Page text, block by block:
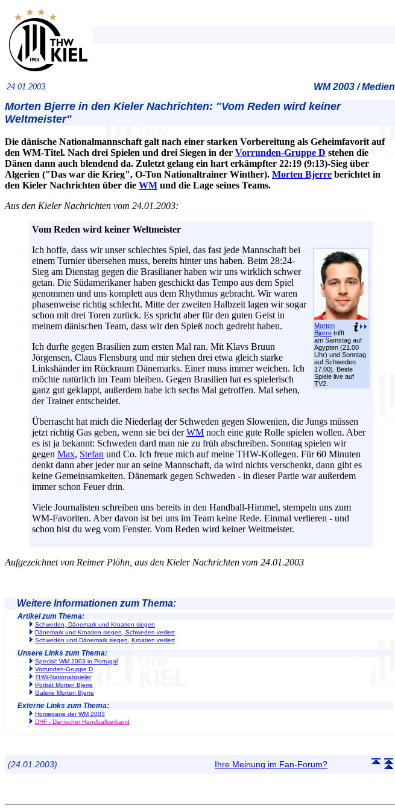
24.01.2003 WM 2003 / Medien
Morten Bjerre in den Kieler Nachrichten: "Vom Reden wird keiner
Weltmeister"
Die dänische Nationalmannschaft galt nach einer starken Vorbereitung als Geheimfavorit auf
den WM-Titel. Nach drei Spielen und drei Siegen in der Vorrunden-Gruppe D stehen die
Dänen dann auch blendend da. Zuletzt gelang ein hart erkämpfter 22:19 (9:13)-Sieg über
Algerien ("Das war die Krieg", O-Ton Nationaltrainer Winther). Morten Bjerre berichtet in
den Kieler Nachrichten über die WM und die Lage seines Teams.
Aus den Kieler Nachrichten vom 24.01.2003:
Vom Reden wird keiner Weltmeister
Morten
Bjerre trifft
am Samstag auf
Ägypten (21.00
Uhr) und Sonntag
auf Schweden
17.00). Beide
Spiele live auf
TV2.
Ich hoffe, dass wir unser schlechtes Spiel, das fast jede Mannschaft bei
einem Turnier übersehen muss, bereits hinter uns haben. Beim 28:24-
Sieg am Dienstag gegen die Brasilianer haben wir uns wirklich schwer
getan. Die Südamerikaner haben geschickt das Tempo aus dem Spiel
genommen und uns komplett aus dem Rhythmus gebracht. Wir waren
phasenweise richtig schlecht. Mitte der zweiten Halbzeit lagen wir sogar
schon mit drei Toren zurück. Es spricht aber für den guten Geist in
meinem dänischen Team, dass wir den Spieß noch gedreht haben.
Ich durfte gegen Brasilien zum ersten Mal ran. Mit Klavs Bruun
Jörgensen, Claus Flensburg und mir stehen drei etwa gleich starke
Linkshänder im Rückraum Dänemarks. Einer muss immer weichen. Ich
möchte natürlich im Team bleiben. Gegen Brasilien hat es spielerisch
ganz gut geklappt, außerdem habe ich sechs Mal getroffen. Mal sehen,
der Trainer entscheidet.
Überrascht hat mich die Niederlag der Schweden gegen Slowenien, die Jungs müssen
jetzt richtig Gas geben, wenn sie bei derWM noch eine gute Rolle spielen wollen. Aber
es ist ja bekannt: Schweden dard man nie zu früh abschreiben. Sonntag spielen wir
gegen Max, Stefan und Co. Ich freue mich auf meine THW-Kollegen. Für 60 Minuten
denkt dann aber jeder nur an seine Mannschaft, da wird nichts verschenkt, dann gibt es
keine Gemeinsamkeiten. Dänemark gegen Schweden - in dieser Partie war außerdem
immer schon Feuer drin.
Viele Journalisten schreiben uns bereits in den Handball-Himmel, stempeln uns zum
WM-Favoriten. Aber davon ist bei uns im Team keine Rede. Einmal verlieren - und
schon bist du weg vom Fenster. Vom Reden wird keiner Weltmeister.
Aufgezeichnet von Reimer Plöhn, aus den Kieler Nachrichten vom 24.01.2003
Weitere Informationen zum Thema:
Artikel zum Thema:
Schweden, Dänemark und Kroatien siegen
Dänemark und Kroatien siegen, Schweden verliert
Schweden und Dänemark siegen, Kroatien verliert
Unsere Links zum Thema:
Special: WM 2003 in Portugal
Vorrunden-Gruppe D
THW-Nationalspieler
Porträt Morten Bjerre
Galerie Morten Bjerre
Externe Links zum Thema:
Homepage der WM 2003
DHF - Dänischer Handballverband
(24.01.2003) Ihre Meinung im Fan-Forum?